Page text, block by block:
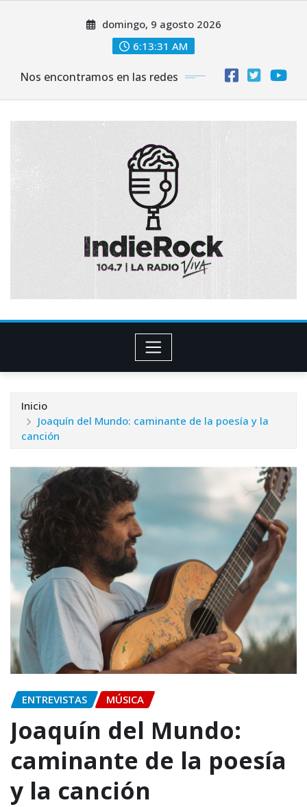
domingo, 9 agosto 2026
6:13:32 AM
Nos encontramos en las redes
Inicio
Joaquín del Mundo: caminante de la poesía y la
canción
ENTREVISTAS MÚSICA
Joaquín del Mundo:
caminante de la poesía
y la canción